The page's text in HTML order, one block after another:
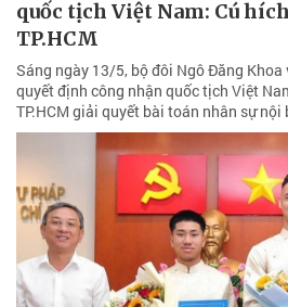
quốc tịch Việt Nam: Cú
TP.HCM
Sáng ngày 13/5, bộ đôi Ngô Đăng
quyết định công nhận quốc tịch Việt
TP.HCM giải quyết bài toán nhân sự nội